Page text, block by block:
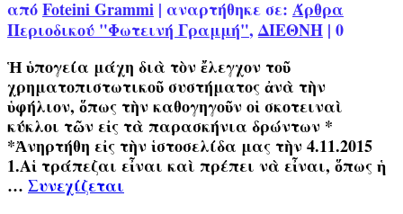
απόFoteini Grammi | αναρτήθηκε σε: Άρθρα
Περιοδικού "Φωτεινή Γραμμή",ΔΙΕΘΝΗ | 0
Ἡ ὑπογεία μάχη διὰ τὸν ἔλεγχον τοῦ
χρηματοπιστωτικοῦ συστήματος ἀνὰ τὴν
ὑφήλιον, ὅπως τὴν καθογηγοῦν οἱ σκοτειναὶ
κύκλοι τῶν εἰς τὰ παρασκήνια δρώντων *
*Ἀνηρτήθη εἰς τὴν ἱστοσελίδα μας τὴν 4.11.2015
1.Αἱ τράπεζαι εἶναι καὶ πρέπει νὰ εἶναι, ὅπως ἡ
… Συνεχίζεται